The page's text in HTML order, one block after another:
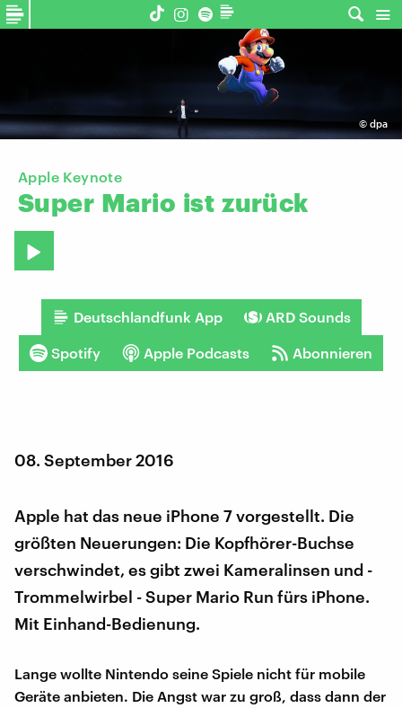
© dpa
Apple Keynote
Super Mario ist zurück
Deutschlandfunk App ARD Sounds
Spotify Apple Podcasts Abonnieren
08. September 2016
Apple hat das neue iPhone 7 vorgestellt. Die
größten Neuerungen: Die Kopfhörer-Buchse
verschwindet, es gibt zwei Kameralinsen und -
Trommelwirbel - Super Mario Run fürs iPhone.
Mit Einhand-Bedienung.
Lange wollte Nintendo seine Spiele nicht für mobile
Geräte anbieten. Die Angst war zu groß, dass dann der